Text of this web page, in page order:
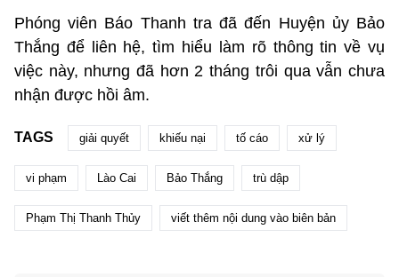
Phóng viên Báo Thanh tra đã đến Huyện ủy Bảo
Thắng để liên hệ, tìm hiểu làm rõ thông tin về vụ
việc này, nhưng đã hơn 2 tháng trôi qua vẫn chưa
nhận được hồi âm.
TAGS giải quyết khiếu nại tố cáo xử lý
vi phạm Lào Cai Bảo Thắng trù dập
Phạm Thị Thanh Thủy viết thêm nội dung vào biên bản